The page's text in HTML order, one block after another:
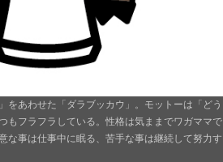
をあわせた「ダラブッカウ」。モットーは「どう
もフラフラしている。性格は気ままでワガママで
な事は仕事中に眠る、苦手な事は継続して努力す